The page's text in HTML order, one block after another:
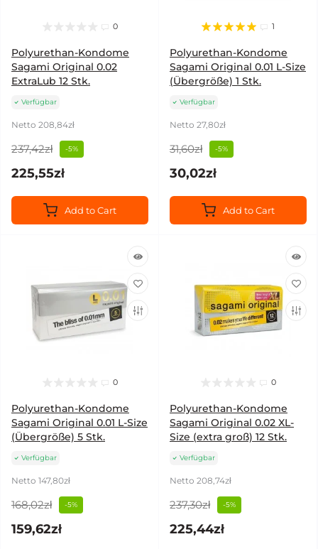
0
Polyurethan-Kondome
Sagami Original 0.02
ExtraLub 12 Stk.
Verfügbar
Netto 208,84zł
237,42zł -5%
225,55zł
Add to Cart
1
Polyurethan-Kondome
Sagami Original 0.01 L-Size
(Übergröße) 1 Stk.
Verfügbar
Netto 27,80zł
31,60zł -5%
30,02zł
Add to Cart
0
Polyurethan-Kondome
Sagami Original 0.01 L-Size
(Übergröße) 5 Stk.
Verfügbar
Netto 147,80zł
168,02zł -5%
159,62zł
0
Polyurethan-Kondome
Sagami Original 0.02 XL-
Size (extra groß) 12 Stk.
Verfügbar
Netto 208,74zł
237,30zł -5%
225,44zł